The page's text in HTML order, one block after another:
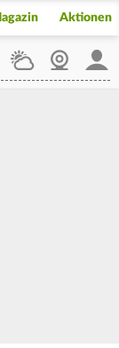
Aktionen
WetterWebcam